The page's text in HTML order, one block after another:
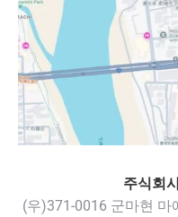
주식회
(우)371-0016 군마현 마